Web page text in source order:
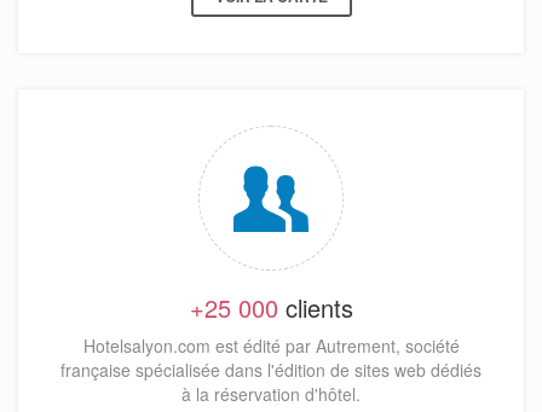
+25 000 clients
Hotelsalyon.com est édité par Autrement, société
française spécialisée dans l'édition de sites web dédiés
à la réservation d'hôtel.